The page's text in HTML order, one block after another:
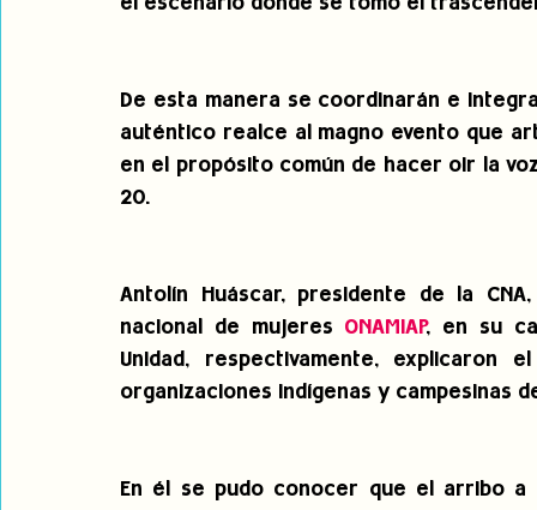
el escenario donde se tomó el
De esta manera se coordinarán e
auténtico realce al magno evento que
en el propósito común de hacer oir la
20.
Antolín Huáscar, presidente de la
nacional de mujeres ONAMIAP, en su
Unidad, respectivamente, explicaron
organizaciones indígenas y campesinas
En él se pudo conocer que el arribo a